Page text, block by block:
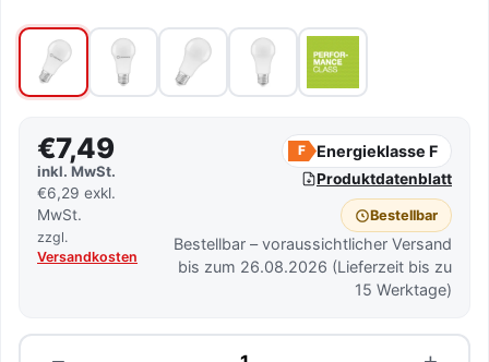
€7,49
inkl. MwSt.
€6,29 exkl.
MwSt.
zzgl.
Versandkosten
F Energieklasse F
Produktdatenblatt
Bestellbar
Bestellbar – voraussichtlicher Versand
bis zum 26.08.2026 (Lieferzeit bis zu
15 Werktage)
Menge